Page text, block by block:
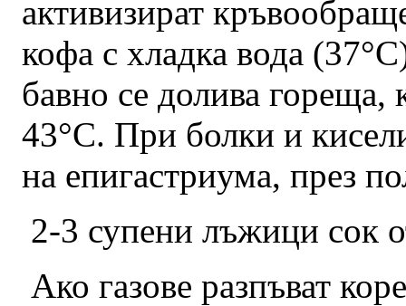
активизират
кофа с хладка вода
бавно се долива гореща,
43°С. При болки и
на епигастриума, през
2-3 супени лъжици сок
Ако газове разпъват